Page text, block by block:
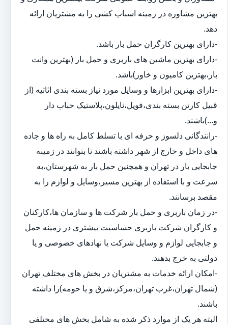
بهترین مشاوره در زمینه اسباب کشی را به مشتریان ارائه
دهد.
-دارای بهترین کارگران حمل بار باشد.
-دارای بهترین ماشین های باربری و حمل بار (بهترین وانت
بار،بهترین کامیون و خاور)باشد.
-دارای بهترین ابزارها و وسایل مورد نیاز بسته بندی اثاثیه (از
قبیل کارتن بسته بندی،فویل،نایلون،پلاستیک حباب دار
و...)باشند.
-رانندگانی دلسوز و حرفه ای با تسلط کامل به راه ها و جاده
های داخل و خارج از شهر داشته باشند تا بتوانند در زمینه
جابجایی بار در تهران و همچنین حمل بار به شهرستان،به
سرعت و با استفاده از بهترین مسیر،وسایل و لوازم را به
مقصد برسانند.
-در زمان باربری و حمل بار شرکت ها و سازمان ها،کارکنان
و کارگران شرکت باربری حساسیت بیشتری در زمینه حمل
و جابجایی لوازم و وسایل شرکت یا نهادهای خصوصی و یا
دولتی به خرج بدهند.
-امکان ارائه خدمات به مشتریان در بخش های مختلف تهران
(شمال تهران،غرب تهران،مرکز،شرق و یا حومه)را داشته
باشند.
البته هر یک از موارد ذکر شده به شامل بخش های مختلفی